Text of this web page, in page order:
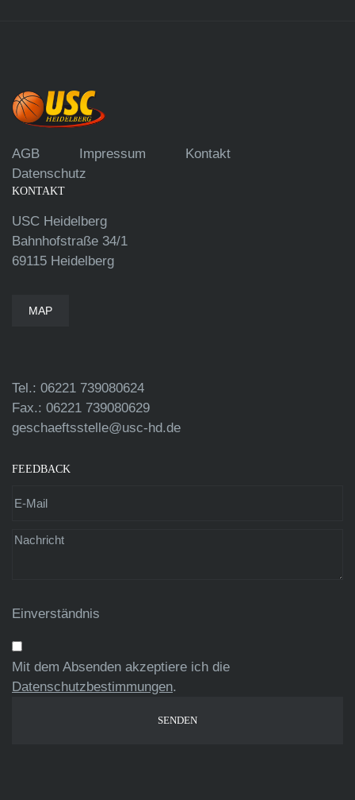
AGB Impressum
Kontakt
Datenschutz
KONTAKT
USC Heidelberg
Bahnhofstraße 34/1
69115 Heidelberg
MAP
Tel.: 06221 739080624
Fax.: 06221 739080629
geschaeftsstelle@usc-hd.de
FEEDBACK
Einverständnis
Mit dem Absenden akzeptiere ich die
Datenschutzbestimmungen.